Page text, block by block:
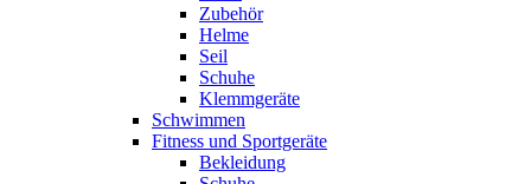
Zubehör
Helme
Seil
Schuhe
Klemmgeräte
Schwimmen
Fitness und Sportgeräte
Bekleidung